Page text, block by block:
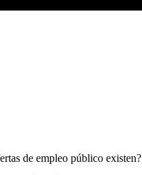
de empleo público existen?